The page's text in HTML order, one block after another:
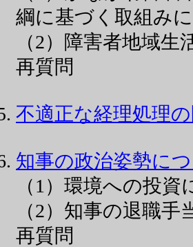
綱に基づく取組み
（2）障害者地域
再質問
不適正な経理処理
知事の政治姿勢に
（1）環境への投資
（2）知事の退職手
再質問